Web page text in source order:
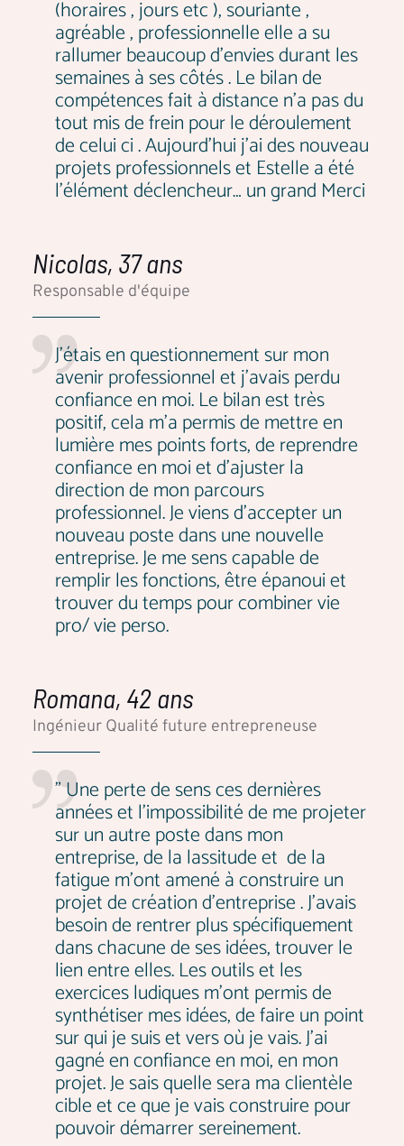
(horaires , jours etc ), souriante ,
agréable , professionnelle elle a su
rallumer beaucoup d’envies durant les
semaines à ses côtés . Le bilan de
compétences fait à distance n’a pas du
tout mis de frein pour le déroulement
de celui ci . Aujourd’hui j’ai des nouveau
projets professionnels et Estelle a été
l’élément déclencheur… un grand Merci
Nicolas, 37 ans
Responsable d'équipe
J’étais en questionnement sur mon
avenir professionnel et j’avais perdu
confiance en moi. Le bilan est très
positif, cela m'a permis de mettre en
lumière mes points forts, de reprendre
confiance en moi et d'ajuster la
direction de mon parcours
professionnel. Je viens d’accepter un
nouveau poste dans une nouvelle
entreprise. Je me sens capable de
remplir les fonctions, être épanoui et
trouver du temps pour combiner vie
pro/ vie perso.
Romana, 42 ans
Ingénieur Qualité future entrepreneuse
" Une perte de sens ces dernières
années et l’impossibilité de me projeter
sur un autre poste dans mon
entreprise, de la lassitude et de la
fatigue m’ont amené à construire un
projet de création d’entreprise . J’avais
besoin de rentrer plus spécifiquement
dans chacune de ses idées, trouver le
lien entre elles. Les outils et les
exercices ludiques m’ont permis de
synthétiser mes idées, de faire un point
sur qui je suis et vers où je vais. J’ai
gagné en confiance en moi, en mon
projet. Je sais quelle sera ma clientèle
cible et ce que je vais construire pour
pouvoir démarrer sereinement.